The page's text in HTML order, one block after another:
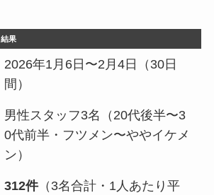
結果
2026年1月6日〜2月4日（30日
間）
男性スタッフ3名（20代後半〜3
0代前半・フツメン〜ややイケメ
ン）
312件 （3名合計・1人あたり平